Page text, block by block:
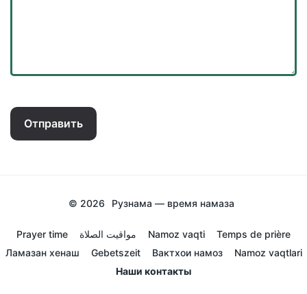
Отправить
© 2026 Рузнама — время намаза
Prayer time مواقيت الصلاة Namoz vaqti
Temps de prière
Ламазан хенаш
Gebetszeit Вактхои намоз
Namoz vaqtlari
Наши контакты